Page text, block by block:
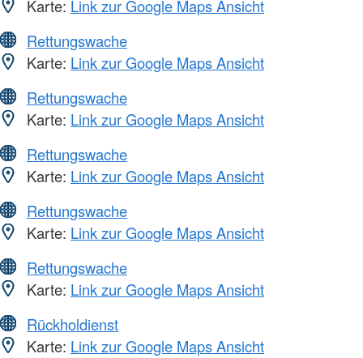
Karte: Link zur Google Maps Ansicht
Rettungswache
Karte: Link zur Google Maps Ansicht
Rettungswache
Karte: Link zur Google Maps Ansicht
Rettungswache
Karte: Link zur Google Maps Ansicht
Rettungswache
Karte: Link zur Google Maps Ansicht
Rettungswache
Karte: Link zur Google Maps Ansicht
Rückholdienst
Karte: Link zur Google Maps Ansicht